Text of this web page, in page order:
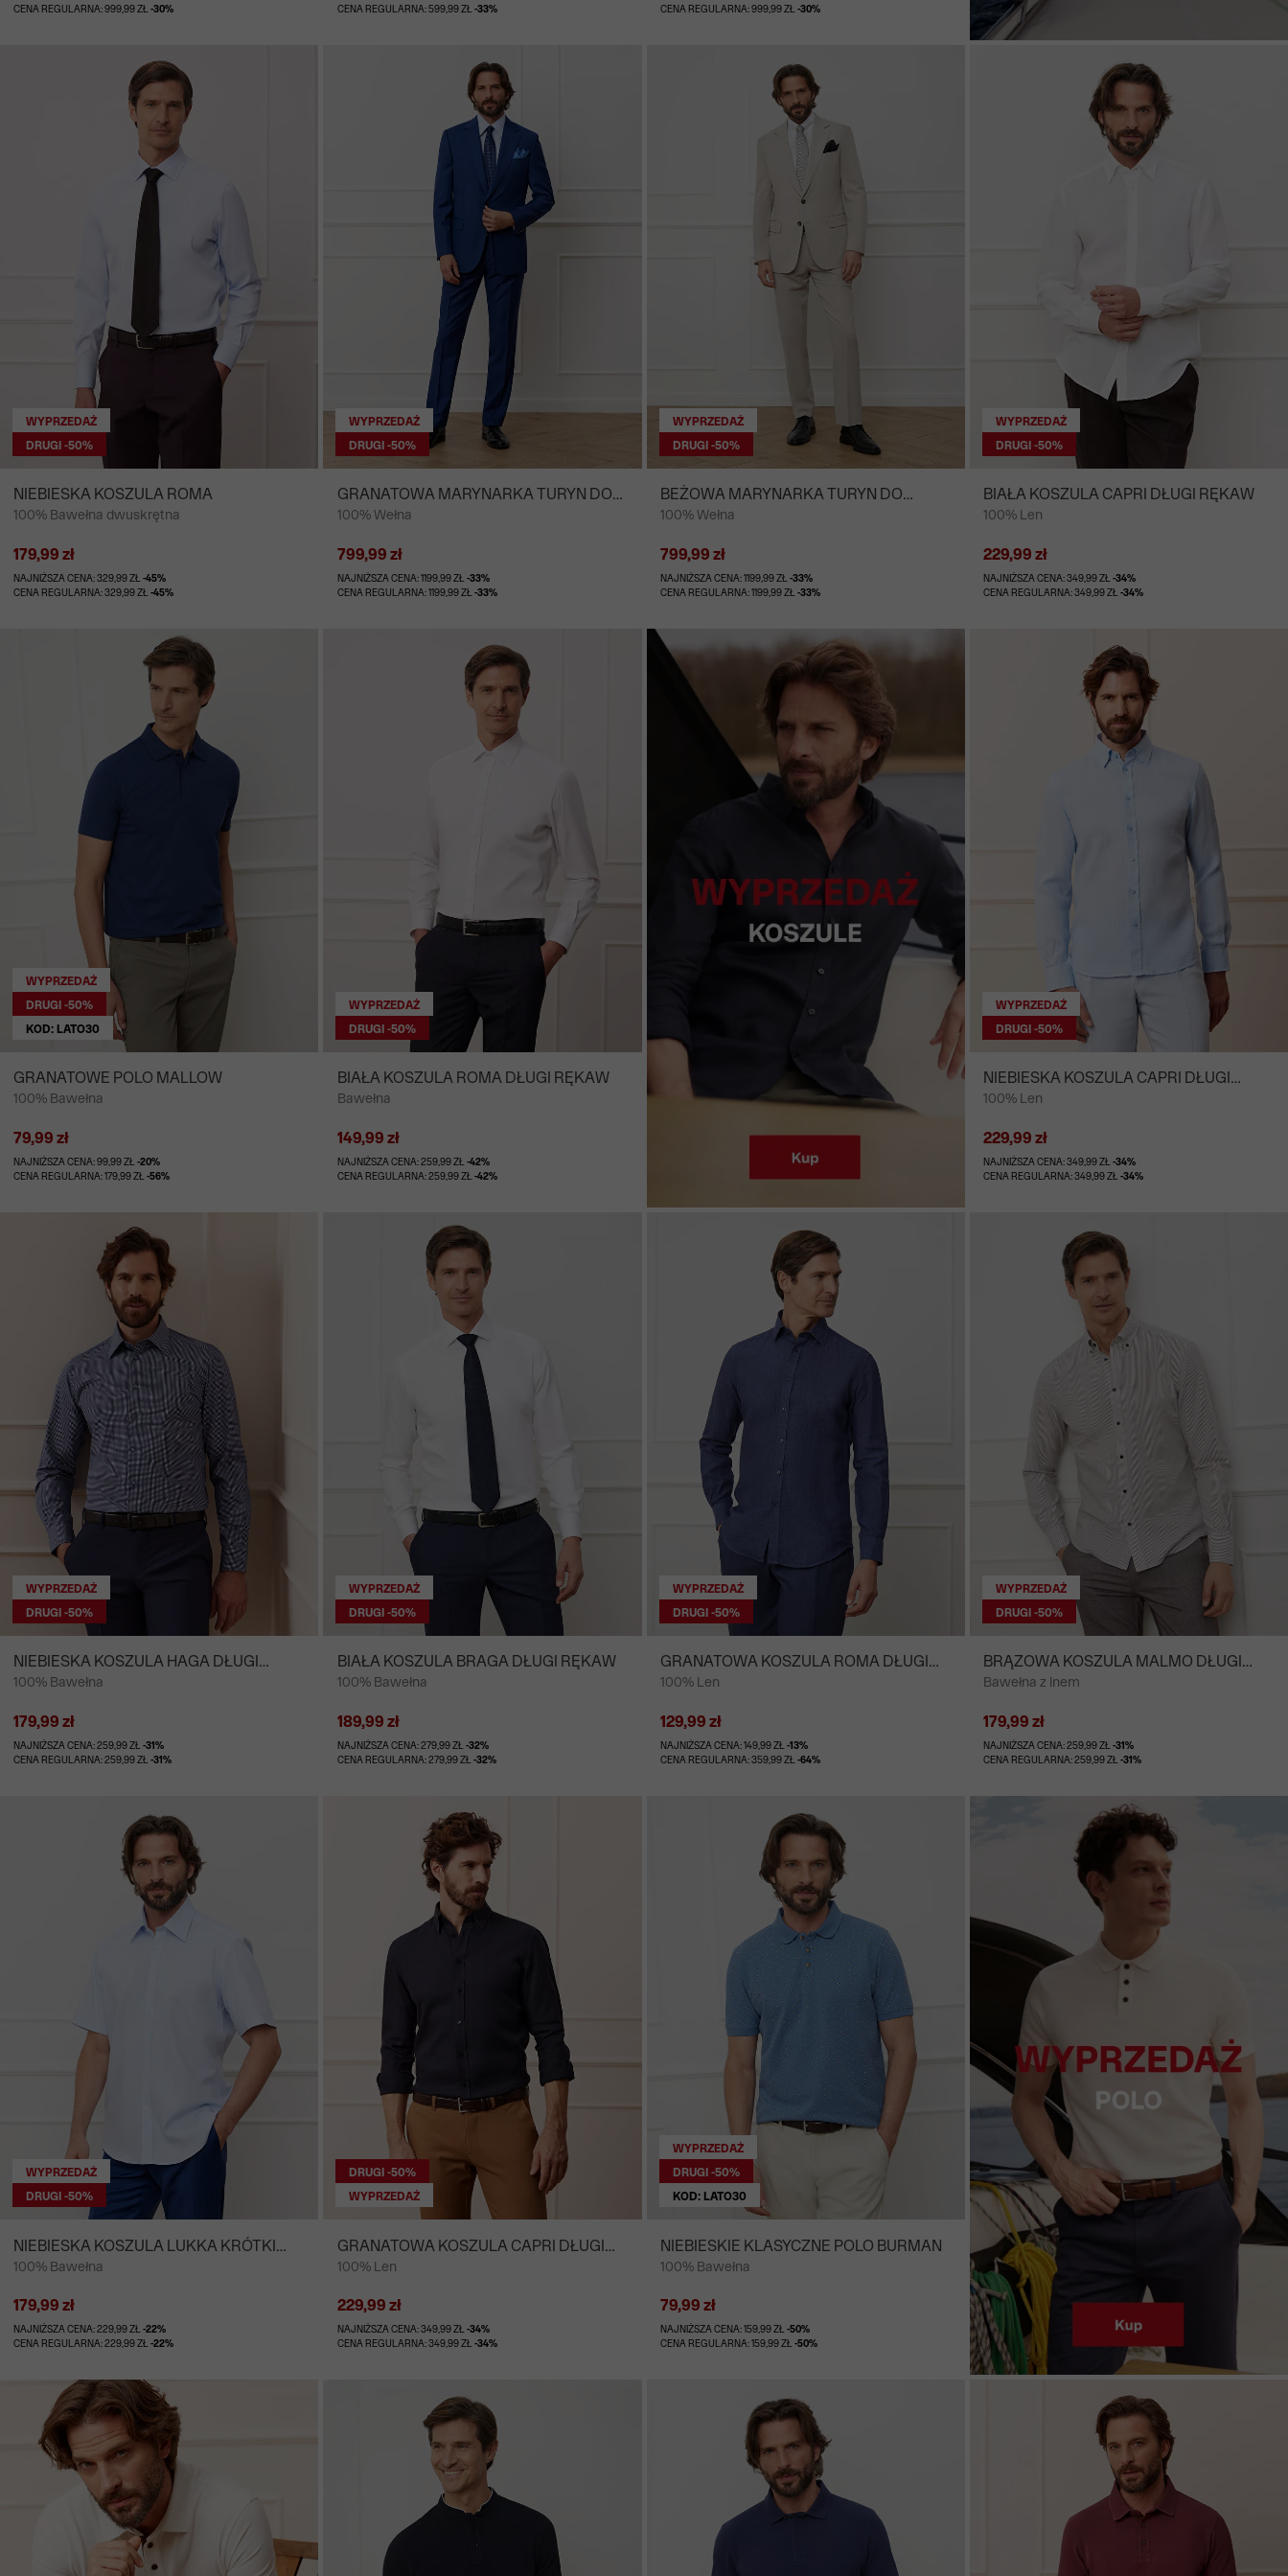
CENA REGULARNA: 999,99 ZŁ-30% CENA REGULARNA: 599,99 ZŁ -33% CENA REGULARNA: 999,99 ZŁ -30%
WYPRZEDAŻ
DRUGI -50%
NIEBIESKA KOSZULA ROMA
100% Bawełna dwuskrętna
179,99 zł
NAJNIŻSZA CENA: 329,99 ZŁ-45%
CENA REGULARNA: 329,99 ZŁ-45%
WYPRZEDAŻ
DRUGI -50%
GRANATOWA MARYNARKA TURYN DO
GARNITURU - MIKSUJ I ŁĄCZ
100% Wełna
799,99 zł
NAJNIŻSZA CENA: 1199,99 ZŁ -33%
CENA REGULARNA: 1199,99 ZŁ -33%
WYPRZEDAŻ
DRUGI -50%
BEŻOWA MARYNARKA TURYN DO
GARNITURU - MIKSUJ I ŁĄCZ
100% Wełna
799,99 zł
NAJNIŻSZA CENA: 1199,99 ZŁ -33%
CENA REGULARNA: 1199,99 ZŁ -33%
WYPRZEDAŻ
DRUGI -50%
BIAŁA KOSZULA CAPRI DŁUGI RĘKAW
100% Len
229,99 zł
NAJNIŻSZA CENA: 349,99 ZŁ-34%
CENA REGULARNA: 349,99 ZŁ-34%
WYPRZEDAŻ
DRUGI -50%
KOD: LATO30
GRANATOWE POLO MALLOW
100% Bawełna
79,99 zł
NAJNIŻSZA CENA: 99,99 ZŁ-20%
CENA REGULARNA: 179,99 ZŁ-56%
WYPRZEDAŻ
DRUGI -50%
BIAŁA KOSZULA ROMA DŁUGI RĘKAW
Bawełna
149,99 zł
NAJNIŻSZA CENA: 259,99 ZŁ -42%
CENA REGULARNA: 259,99 ZŁ -42%
WYPRZEDAŻ
DRUGI -50%
NIEBIESKA KOSZULA CAPRI DŁUGI
RĘKAW
100% Len
229,99 zł
NAJNIŻSZA CENA: 349,99 ZŁ-34%
CENA REGULARNA: 349,99 ZŁ-34%
WYPRZEDAŻ
DRUGI -50%
NIEBIESKA KOSZULA HAGA DŁUGI
RĘKAW
100% Bawełna
179,99 zł
NAJNIŻSZA CENA: 259,99 ZŁ-31%
CENA REGULARNA: 259,99 ZŁ-31%
WYPRZEDAŻ
DRUGI -50%
BIAŁA KOSZULA BRAGA DŁUGI RĘKAW
100% Bawełna
189,99 zł
NAJNIŻSZA CENA: 279,99 ZŁ -32%
CENA REGULARNA: 279,99 ZŁ -32%
WYPRZEDAŻ
DRUGI -50%
GRANATOWA KOSZULA ROMA DŁUGI
RĘKAW
100% Len
129,99 zł
NAJNIŻSZA CENA: 149,99 ZŁ -13%
CENA REGULARNA: 359,99 ZŁ -64%
WYPRZEDAŻ
DRUGI -50%
BRĄZOWA KOSZULA MALMO DŁUGI
RĘKAW
Bawełna z lnem
179,99 zł
NAJNIŻSZA CENA: 259,99 ZŁ-31%
CENA REGULARNA: 259,99 ZŁ-31%
WYPRZEDAŻ
DRUGI -50%
NIEBIESKA KOSZULA LUKKA KRÓTKI
RĘKAW
100% Bawełna
179,99 zł
NAJNIŻSZA CENA: 229,99 ZŁ-22%
CENA REGULARNA: 229,99 ZŁ-22%
DRUGI -50%
WYPRZEDAŻ
GRANATOWA KOSZULA CAPRI DŁUGI
RĘKAW
100% Len
229,99 zł
NAJNIŻSZA CENA: 349,99 ZŁ -34%
CENA REGULARNA: 349,99 ZŁ -34%
WYPRZEDAŻ
DRUGI -50%
KOD: LATO30
NIEBIESKIE KLASYCZNE POLO BURMAN
100% Bawełna
79,99 zł
NAJNIŻSZA CENA: 159,99 ZŁ -50%
CENA REGULARNA: 159,99 ZŁ -50%